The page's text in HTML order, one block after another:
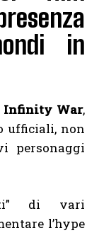
in
Infinity War,
ufficiali, non
personaggi
di vari
l’hype